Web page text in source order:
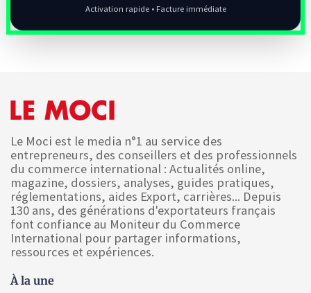
Activation rapide • Facture immédiate
Le Moci est le media n°1 au service des
entrepreneurs, des conseillers et des professionnels
du commerce international : Actualités online,
magazine, dossiers, analyses, guides pratiques,
réglementations, aides Export, carrières... Depuis
130 ans, des générations d'exportateurs français
font confiance au Moniteur du Commerce
International pour partager informations,
ressources et expériences.
À la une